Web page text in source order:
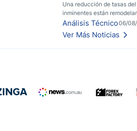
Una reducción de tasas
inminentes están
Una reducción de tasas
inminentes están
Esto es lo que los traders
Análisis Técnico06/
Ver Más Noticias